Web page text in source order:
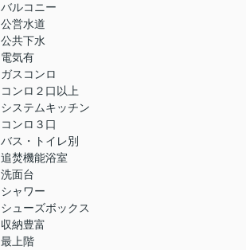
バルコニー
公営水道
公共下水
電気有
ガスコンロ
コンロ２口以上
システムキッチン
コンロ３口
バス・トイレ別
追焚機能浴室
洗面台
シャワー
シューズボックス
収納豊富
最上階